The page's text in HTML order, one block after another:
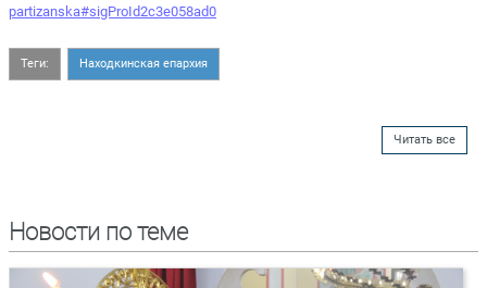
partizanska#sigProId2c3e058ad0
Теги: Находкинская епархия
Читать все
Новости по теме